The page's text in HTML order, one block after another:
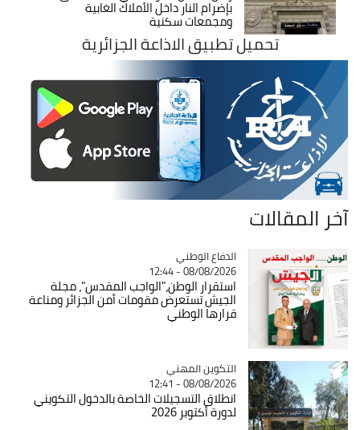
بإضرام النار داخل الأملاك الغابية
ومجمعات سكنية
تحميل تطبيق الاذاعة الجزائرية
آخر المقالات
Catégorie
الدفاع الوطني
08/08/2026 - 12:44
استقرار الوطن،"الواجب المقدس"، مجلة
الجيش تستعرض مقومات أمن الجزائر ومناعة
قرارها الوطني
Catégorie
التكوين المهني
08/08/2026 - 12:41
انطلاق التسجيلات الخاصة بالدخول التكويني
لدورة أكتوبر 2026